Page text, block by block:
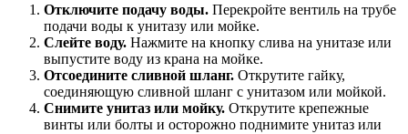
Отключите подачу воды. Перекройте вентиль на трубе
подачи воды к унитазу или мойке.
Слейте воду. Нажмите на кнопку слива на унитазе или
выпустите воду из крана на мойке.
Отсоедините сливной шланг. Открутите гайку,
соединяющую сливной шланг с унитазом или мойкой.
Снимите унитаз или мойку. Открутите крепежные
винты или болты и осторожно поднимите унитаз или